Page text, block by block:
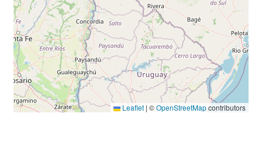
Leaflet | ©OpenStreetMapcontributors